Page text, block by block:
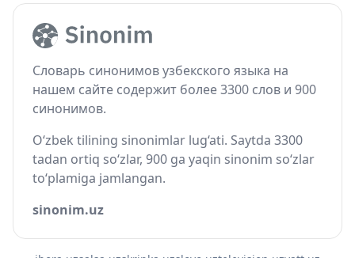
Словарь синонимов узбекского языка на
нашем сайте содержит более 3300 слов и 900
синонимов.
O‘zbek tilining sinonimlar lug‘ati. Saytda 3300
tadan ortiq so‘zlar, 900 ga yaqin sinonim so‘zlar
to‘plamiga jamlangan.
sinonim.uz